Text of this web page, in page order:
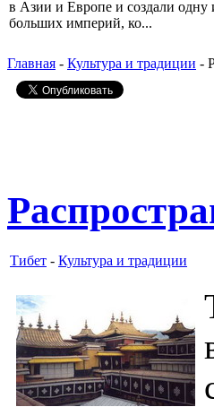
в Азии и Европе и создали одну
больших империй, ко...
Главная - Культура и традиции -
Тибет - Культура и традиции